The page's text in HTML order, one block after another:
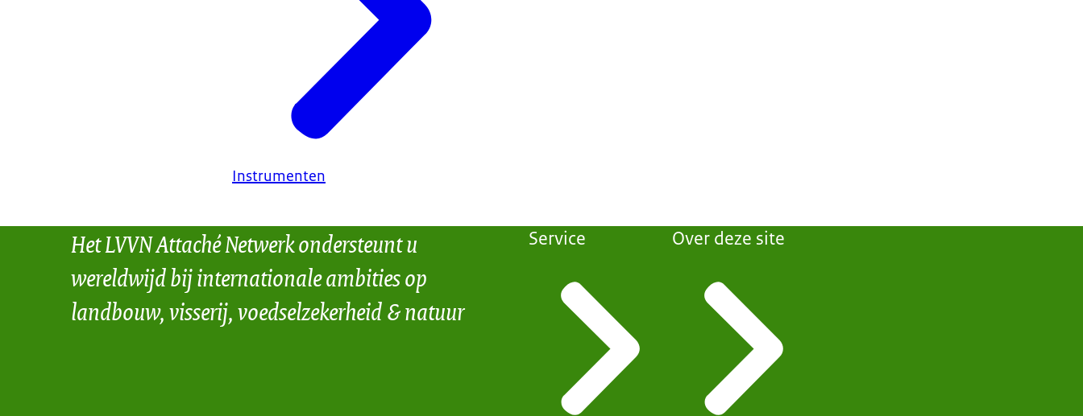
Instrumenten
Het LVVN Attaché Netwerk ondersteunt u
wereldwijd bij internationale ambities op
landbouw, visserij, voedselzekerheid & natuur
Service Over deze site